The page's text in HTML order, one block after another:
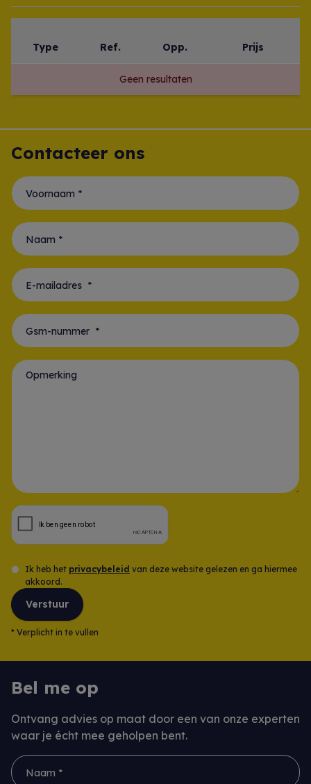
Type Ref. Opp. Prijs
Geen resultaten
Contacteer ons
Ik heb het privacybeleid van deze website gelezen en ga hiermee
akkoord.
Verstuur
* Verplicht in te vullen
Bel me op
Ontvang advies op maat door een van onze experten
waar je écht mee geholpen bent.
Naam *